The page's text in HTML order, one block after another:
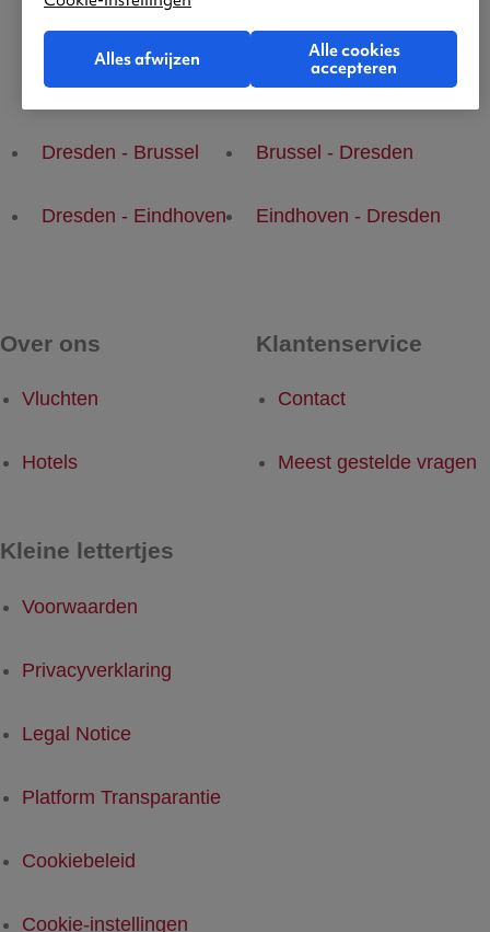
Populaire vluchten
Dresden - Brussel Brussel - Dresden
Dresden - Eindhoven Eindhoven - Dresden
Over ons
Vluchten
Hotels
Klantenservice
Contact
Meest gestelde vragen
Kleine lettertjes
Voorwaarden
Privacyverklaring
Legal Notice
Platform Transparantie
Cookiebeleid
Cookie-instellingen
Alles afwijzen
Alle cookies
accepteren